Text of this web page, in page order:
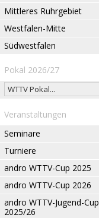
Mittleres Ruhrgebiet
Westfalen-Mitte
Südwestfalen
Pokal 2026/27
Veranstaltungen
Seminare
Turniere
andro WTTV-Cup 2025
andro WTTV-Cup 2026
andro WTTV-Jugend-Cup
2025/26